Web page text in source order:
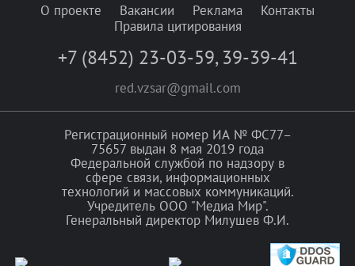
О проекте Вакансии Реклама
Контакты
Правила цитирования
+7 (8452) 23-03-59, 39-39-41
red.vzsar@gmail.com
Регистрационный номер ИА № ФС77–
75657 выдан 8 мая 2019 года
Федеральной службой по надзору в
сфере связи, информационных
технологий и массовых коммуникаций.
Учредитель ООО "Медиа Мир".
Генеральный директор Милушев Ф.И.